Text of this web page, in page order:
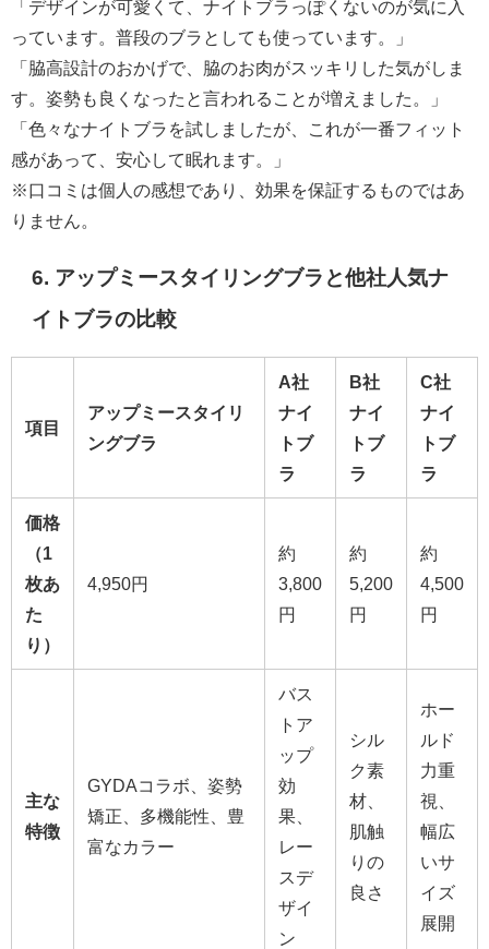
「デザインが可愛くて、ナイトブラっぽくないのが気に入
っています。普段のブラとしても使っています。」
「脇高設計のおかげで、脇のお肉がスッキリした気がしま
す。姿勢も良くなったと言われることが増えました。」
「色々なナイトブラを試しましたが、これが一番フィット
感があって、安心して眠れます。」
※口コミは個人の感想であり、効果を保証するものではあ
りません。
6. アップミースタイリングブラと他社人気ナ
イトブラの比較
項目
アップミースタイリ
ングブラ
A社
ナイ
トブ
ラ
B社
ナイ
トブ
ラ
C社
ナイ
トブ
ラ
価格
（1
枚あ
た
り）
4,950円
約
3,800
円
約
5,200
円
約
4,500
円
主な
特徴
GYDAコラボ、姿勢
矯正、多機能性、豊
富なカラー
バス
トア
ップ
効
果、
レー
スデ
ザイ
ン
シル
ク素
材、
肌触
りの
良さ
ホー
ルド
力重
視、
幅広
いサ
イズ
展開